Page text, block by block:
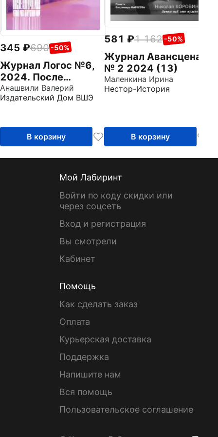
345 690 -50%
Журнал Логос №6,
2024. После
алгоритмов
Анашвили Валерий
Издательский Дом ВШЭ
В корзину
581 1 162 -50%
Журнал Авансцена
№ 2 2024 (13)
Маленкина Ирина
Нестор-История
В корзину
Мой Лабиринт
Войти по коду скидки или
через соцсеть
Вход и регистрация
Вы смотрели
Кабинет
Помощь
Как сделать заказ
Оплата
Курьерская доставка
Поддержка
Напишите нам
Вся помощь
Пользовательское соглашение